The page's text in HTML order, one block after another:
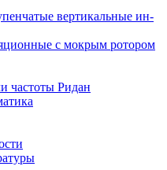
вертикальные ин-
с мокрым ротором
частоты Ридан